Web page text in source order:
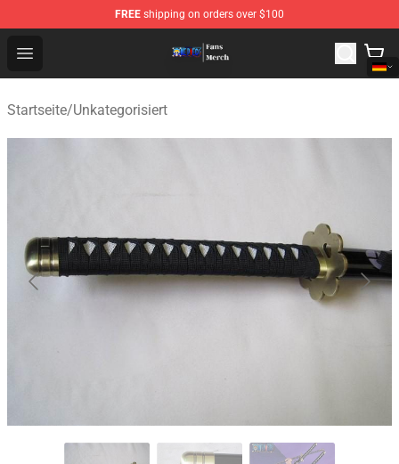
FREE shipping on orders over $100
Open menu
One Piece Store - Official One Piece Merchandise Shop
Startseite/Unkategorisiert